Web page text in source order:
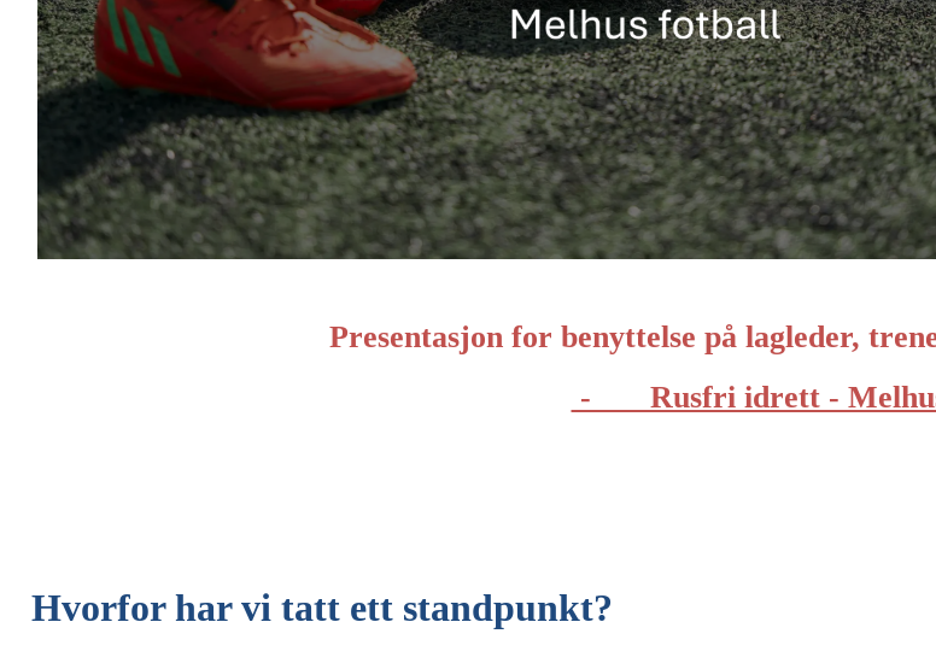
Presentasjon for benyttelse på lagleder,
- Rusfri idrett -
Hvorfor har vi tatt ett standpunkt?